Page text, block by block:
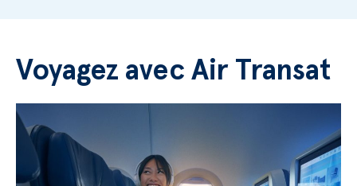
Voyagez avec Air Transat